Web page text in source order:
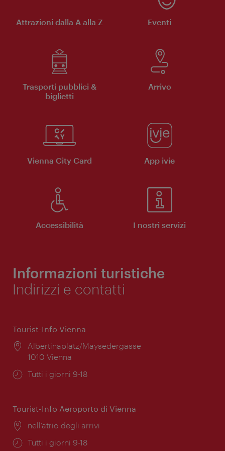
Attrazioni dalla A alla Z Eventi
Trasporti pubblici &
biglietti
Arrivo
Vienna City Card App ivie
Accessibilità I nostri servizi
Informazioni turistiche
Indirizzi e contatti
Tourist-Info Vienna
Posizione:
Albertinaplatz/Maysedergasse
1010 Vienna
Orari
Tutti i giorni 9-18
Tourist-Info Aeroporto di Vienna
Posizione:
nell’atrio degli arrivi
Orari
Tutti i giorni 9-18